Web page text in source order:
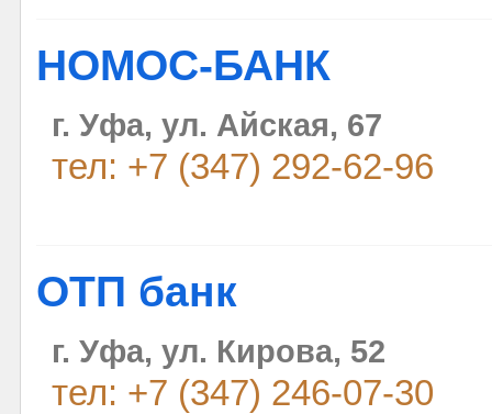
НОМОС-БАНК
г. Уфа, ул. Айская, 67
тел: +7 (347) 292-62-96
ОТП банк
г. Уфа, ул. Кирова, 52
тел: +7 (347) 246-07-30